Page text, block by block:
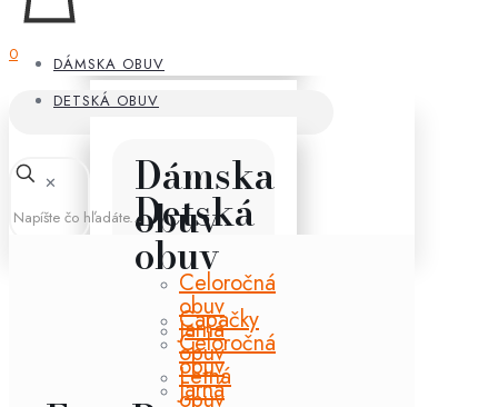
DÁMSKA OBUV
Dámska
obuv
Celoročná
obuv
Jarná
obuv
Letná
obuv
0
DETSKÁ OBUV
Detská
obuv
Capačky
Celoročná
obuv
Jarná
✕